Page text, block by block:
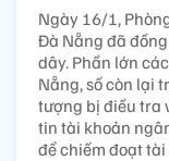
Ngày 16/1,
Đà Nẵng đã
dây. Phần lớn
Nẵng, số còn lại
tượng bị điều tra
tin tài khoản
để chiếm đoạt tài